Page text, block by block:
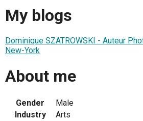
My blogs
Dominique SZATROWSKI - Auteur
New-York
About me
Gender
Male
Industry
Arts